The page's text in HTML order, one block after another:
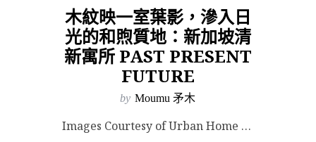
木紋映一室葉影，滲入日
光的和煦質地：新加坡清
新寓所 PAST PRESENT
FUTURE
by Moumu 矛木
Images Courtesy of Urban Home Design. 一座城市裡的理想住家，會...